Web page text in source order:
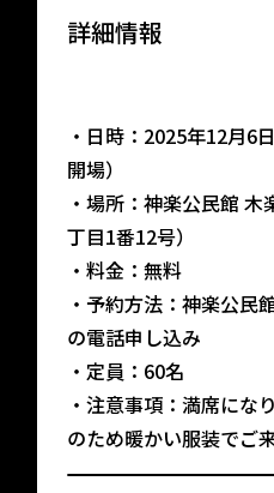
詳細情報
・日時：2025年12月6
開場）
・場所：神楽公民館
丁目1番12号）
・料金：無料
・予約方法：神楽公民
の電話申し込み
・定員：60名
・注意事項：満席にな
のため暖かい服装でご